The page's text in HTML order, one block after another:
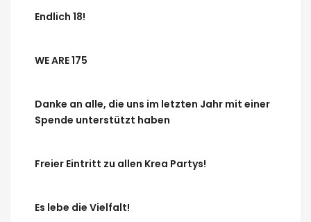
Endlich 18!
WE ARE 175
Danke an alle, die uns im letzten Jahr mit einer
Spende unterstützt haben
Freier Eintritt zu allen Krea Partys!
Es lebe die Vielfalt!